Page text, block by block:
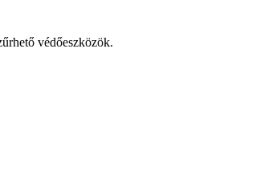
védőeszközök.